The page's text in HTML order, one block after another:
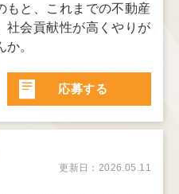
もと、これまでの不動産
社会貢献性が高くやりが
。
応募する
更新日：2026.05.11